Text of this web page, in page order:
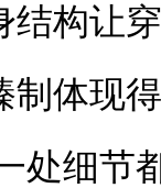
结构让
制体现
处细节